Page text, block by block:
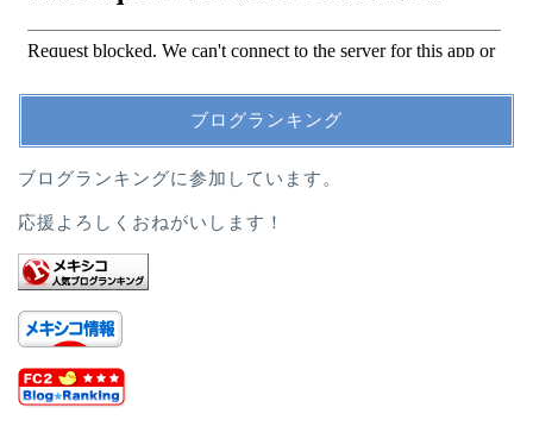
ブログランキング
ブログランキングに参加しています。
応援よろしくおねがいします！